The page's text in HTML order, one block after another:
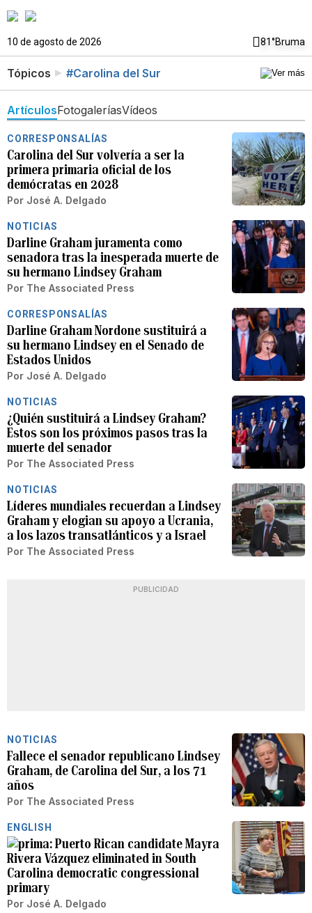
10 de agosto de 2026 81°Bruma
Tópicos #Carolina del Sur
ArtículosFotogaleríasVídeos
CORRESPONSALÍAS
Carolina del Sur volvería a ser la
primera primaria oficial de los
demócratas en 2028
Por José A. Delgado
NOTICIAS
Darline Graham juramenta como
senadora tras la inesperada muerte de
su hermano Lindsey Graham
Por The Associated Press
CORRESPONSALÍAS
Darline Graham Nordone sustituirá a
su hermano Lindsey en el Senado de
Estados Unidos
Por José A. Delgado
NOTICIAS
¿Quién sustituirá a Lindsey Graham?
Estos son los próximos pasos tras la
muerte del senador
Por The Associated Press
NOTICIAS
Líderes mundiales recuerdan a Lindsey
Graham y elogian su apoyo a Ucrania,
a los lazos transatlánticos y a Israel
Por The Associated Press
PUBLICIDAD
NOTICIAS
Fallece el senador republicano Lindsey
Graham, de Carolina del Sur, a los 71
años
Por The Associated Press
ENGLISH
Puerto Rican candidate Mayra
Rivera Vázquez eliminated in South
Carolina democratic congressional
primary
Por José A. Delgado